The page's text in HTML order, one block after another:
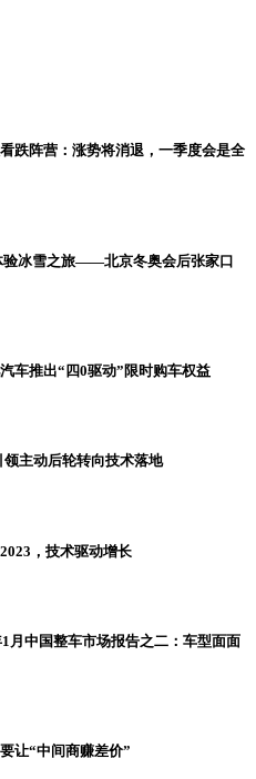
跌阵营：涨势将消退，一季度会是全
验冰雪之旅——北京冬奥会后张家口
车推出“四0驱动”限时购车权益
主动后轮转向技术落地
，技术驱动增长
月中国整车市场报告之二：车型面面
让“中间商赚差价”